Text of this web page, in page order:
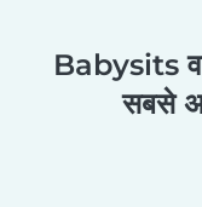
Babysits वह
सबसे